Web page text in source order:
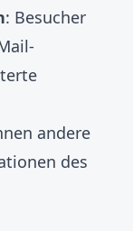
: Besucher
andere
des